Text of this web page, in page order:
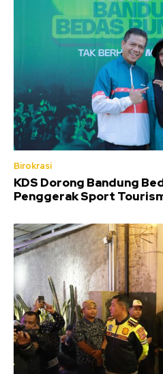
Birokrasi
KDS Dorong Bandung
Penggerak Sport